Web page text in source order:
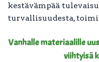
kestävämpää
turvallisuudesta,
Vanhalle materiaalille
viihtyisä